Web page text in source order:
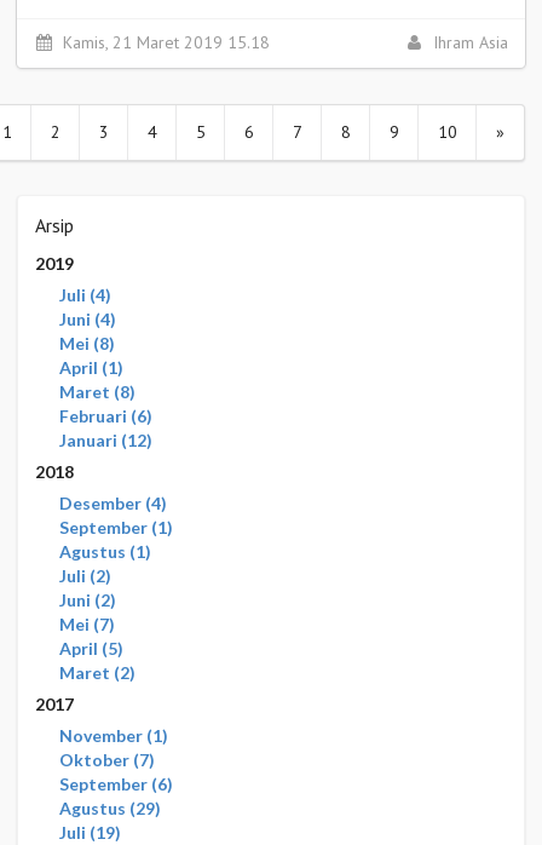
Kamis, 21 Maret 2019 15.18 Ihram Asia
1 2 3 4 5 6 7 8 9 10 »
Arsip
2019
Juli 4
Juni 4
Mei 8
April 1
Maret 8
Februari 6
Januari 12
2018
Desember 4
September 1
Agustus 1
Juli 2
Juni 2
Mei 7
April 5
Maret 2
2017
November 1
Oktober 7
September 6
Agustus 29
Juli 19